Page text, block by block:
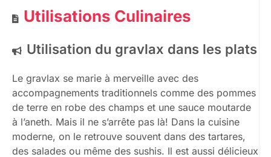
Utilisations Culinaires
Utilisation du gravlax dans les plats
Le gravlax se marie à merveille avec des
accompagnements traditionnels comme des pommes
de terre en robe des champs et une sauce moutarde
à l’aneth. Mais il ne s’arrête pas là! Dans la cuisine
moderne, on le retrouve souvent dans des tartares,
des salades ou même des sushis. Il est aussi délicieux